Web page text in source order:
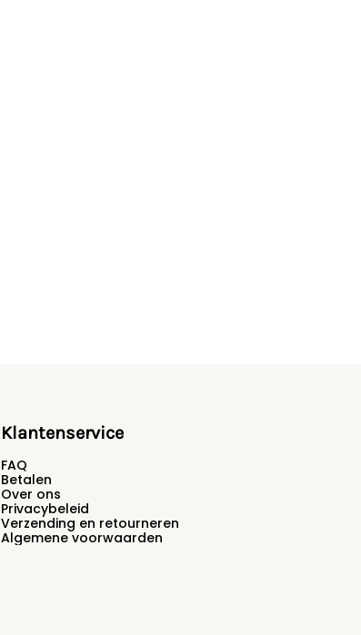
Klantenservice
FAQ
Betalen
Over ons
Privacybeleid
Verzending en retourneren
Algemene voorwaarden